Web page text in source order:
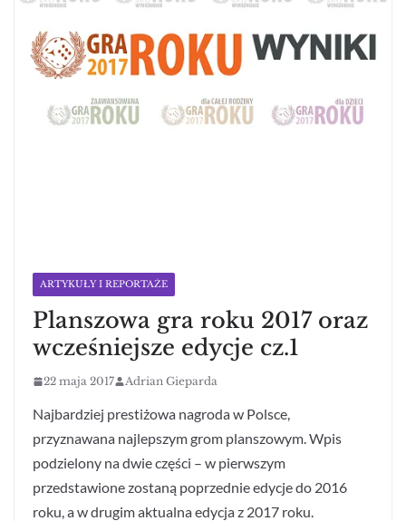
ARTYKUŁY I REPORTAŻE
Planszowa gra roku 2017 oraz
wcześniejsze edycje cz.1
22 maja 2017 Adrian Gieparda
Najbardziej prestiżowa nagroda w Polsce,
przyznawana najlepszym grom planszowym. Wpis
podzielony na dwie części – w pierwszym
przedstawione zostaną poprzednie edycje do 2016
roku, a w drugim aktualna edycja z 2017 roku.